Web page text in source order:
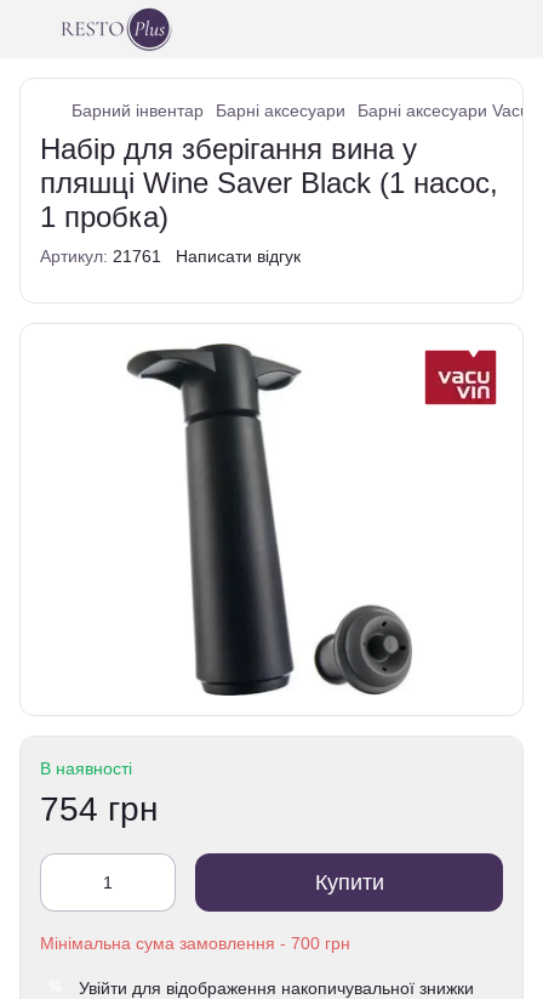
Барний інвентар Барні аксесуари Барні аксесуари Vacu
Набір для зберігання вина у
пляшці Wine Saver Black (1 насос,
1 пробка)
Артикул: 21761 Написати відгук
В наявності
754 грн
Купити
Увійти для відображення накопичувальної знижки